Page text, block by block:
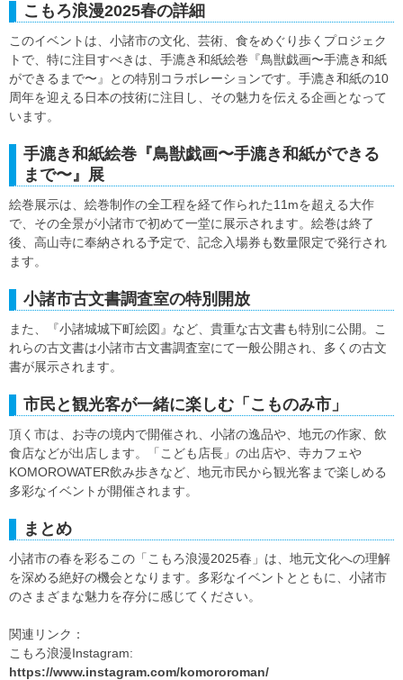
こもろ浪漫2025春の詳細
このイベントは、小諸市の文化、芸術、食をめぐり歩くプロジェク
トで、特に注目すべきは、手漉き和紙絵巻『鳥獣戯画〜手漉き和紙
ができるまで〜』との特別コラボレーションです。手漉き和紙の10
周年を迎える日本の技術に注目し、その魅力を伝える企画となって
います。
手漉き和紙絵巻『鳥獣戯画〜手漉き和紙ができる
まで〜』展
絵巻展示は、絵巻制作の全工程を経て作られた11mを超える大作
で、その全景が小諸市で初めて一堂に展示されます。絵巻は終了
後、高山寺に奉納される予定で、記念入場券も数量限定で発行され
ます。
小諸市古文書調査室の特別開放
また、『小諸城城下町絵図』など、貴重な古文書も特別に公開。こ
れらの古文書は小諸市古文書調査室にて一般公開され、多くの古文
書が展示されます。
市民と観光客が一緒に楽しむ「こものみ市」
頂く市は、お寺の境内で開催され、小諸の逸品や、地元の作家、飲
食店などが出店します。「こども店長」の出店や、寺カフェや
KOMOROWATER飲み歩きなど、地元市民から観光客まで楽しめる
多彩なイベントが開催されます。
まとめ
小諸市の春を彩るこの「こもろ浪漫2025春」は、地元文化への理解
を深める絶好の機会となります。多彩なイベントとともに、小諸市
のさまざまな魅力を存分に感じてください。
関連リンク：
こもろ浪漫Instagram:
https://www.instagram.com/komororoman/